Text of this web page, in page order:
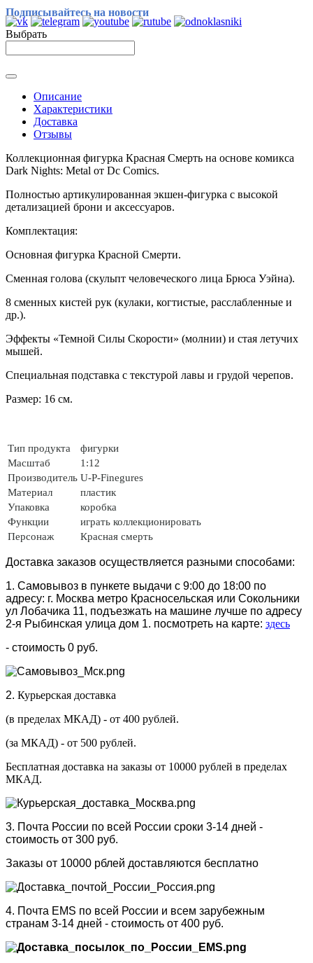
Подписывайтесь на новости
Выбрать
Описание
Характеристики
Доставка
Отзывы
Коллекционная фигурка Красная Смерть на основе комикса
Dark Nights: Metal от Dc Comics.
Полностью артикулированная экшен-фигурка с высокой
детализацией брони и аксессуаров.
Комплектация:
Основная фигурка Красной Смерти.
Сменная голова (скульпт человеческого лица Брюса Уэйна).
8 сменных кистей рук (кулаки, когтистые, расслабленные и
др.).
Эффекты «Темной Силы Скорости» (молнии) и стая летучих
мышей.
Специальная подставка с текстурой лавы и грудой черепов.
Размер: 16 см.
Тип продукта
фигурки
Масштаб
1:12
Производитель U-P-Finegures
Материал
пластик
Упаковка
коробка
Функции
играть коллекционировать
Персонаж
Красная смерть
Доставка заказов осуществляется разными способами:
1. Самовывоз в пункете выдачи с 9:00 до 18:00 по
адресу: г. Москва метро Красносельская или Сокольники
ул Лобачика 11, подъезжать на машине лучше по адресу
2-я Рыбинская улица дом 1. посмотреть на карте: здесь
- стоимость 0 руб.
2. Курьерская доставка
(в пределах МКАД) - от 400 рублей.
(за МКАД) - от 500 рублей.
Бесплатная доставка на заказы от 10000 рублей в пределах
МКАД.
3. Почта России по всей России сроки 3-14 дней -
стоимость от 300 руб.
Заказы от 10000 рблей доставляются бесплатно
4. Почта EMS по всей России и всем зарубежным
странам 3-14 дней - стоимость от 400 руб.